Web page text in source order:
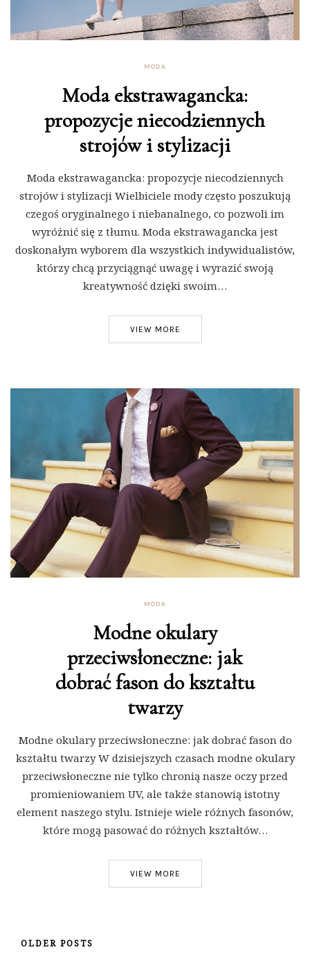
MODA
Moda ekstrawagancka:
propozycje niecodziennych
strojów i stylizacji
Moda ekstrawagancka: propozycje niecodziennych
strojów i stylizacji Wielbiciele mody często poszukują
czegoś oryginalnego i niebanalnego, co pozwoli im
wyróżnić się z tłumu. Moda ekstrawagancka jest
doskonałym wyborem dla wszystkich indywidualistów,
którzy chcą przyciągnąć uwagę i wyrazić swoją
kreatywność dzięki swoim…
VIEW MORE
MODA
Modne okulary
przeciwsłoneczne: jak
dobrać fason do kształtu
twarzy
Modne okulary przeciwsłoneczne: jak dobrać fason do
kształtu twarzy W dzisiejszych czasach modne okulary
przeciwsłoneczne nie tylko chronią nasze oczy przed
promieniowaniem UV, ale także stanowią istotny
element naszego stylu. Istnieje wiele różnych fasonów,
które mogą pasować do różnych kształtów…
VIEW MORE
OLDER POSTS